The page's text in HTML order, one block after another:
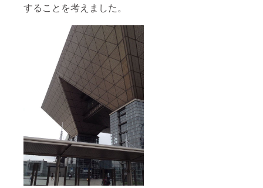
することを考えました。